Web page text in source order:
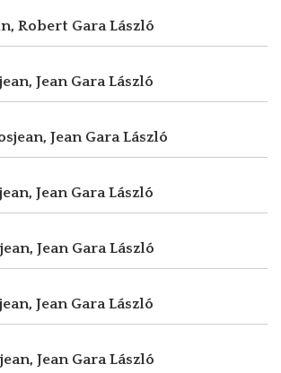
Robert Gara László
Jean Gara László
Jean Gara László
Jean Gara László
Jean Gara László
Jean Gara László
Jean Gara László